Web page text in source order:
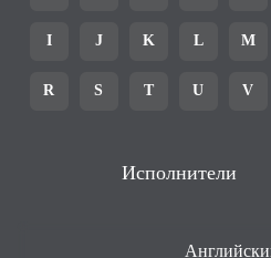
I J K L M
R S T U V
Исполнители